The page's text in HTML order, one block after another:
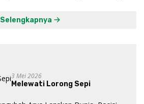
Selengkapnya
3 Mei 2026
Melewati Lorong Sepi